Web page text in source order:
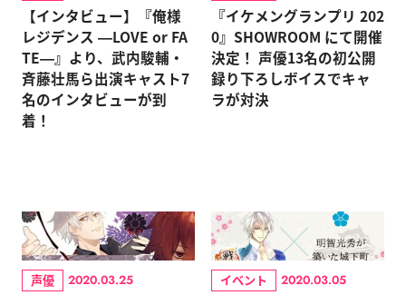
【インタビュー】『俺様
レジデンス ―LOVE or FA
TE―』より、武内駿輔・
斉藤壮馬ら出演キャスト7
名のインタビューが到
着！
『イケメングランプリ 202
0』SHOWROOM にて開催
決定！ 声優13名の初公開
録り下ろしボイスでキャ
ラが対決
声優 2020.03.25 イベント 2020.03.05